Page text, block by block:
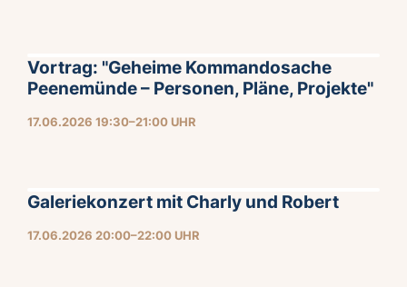
17.06.2026 19:30–21:00 UHR
Vortrag: "Geheime Kommandosache
Peenemünde – Personen, Pläne, Projekte"
17.06.2026 20:00–22:00 UHR
Galeriekonzert mit Charly und Robert